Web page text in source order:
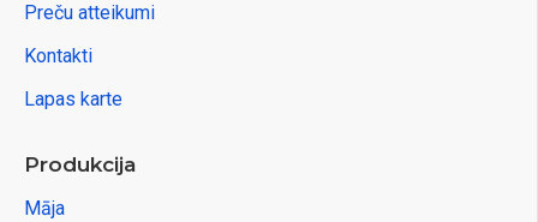
Preču atteikumi
Kontakti
Lapas karte
Produkcija
Māja